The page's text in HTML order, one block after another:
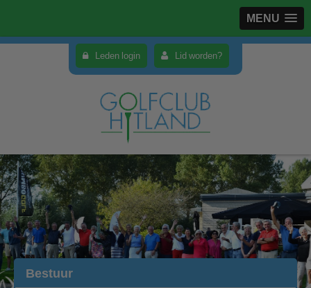
MENU
Leden login Lid worden?
Bestuur